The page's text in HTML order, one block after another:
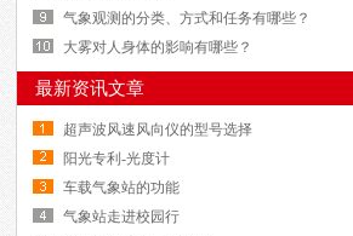
气象观测的分类、方式和任务有哪些？
大雾对人身体的影响有哪些？
最新资讯文章
超声波风速风向仪的型号选择
阳光专利-光度计
车载气象站的功能
气象站走进校园行